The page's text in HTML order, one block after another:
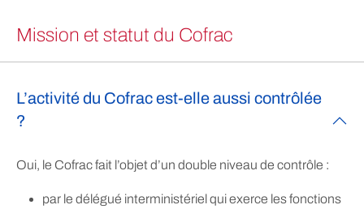
Mission et statut du Cofrac
L’activité du Cofrac est-elle aussi contrôlée
?
Oui, le Cofrac fait l’objet d’un double niveau de contrôle :
par le délégué interministériel qui exerce les fonctions